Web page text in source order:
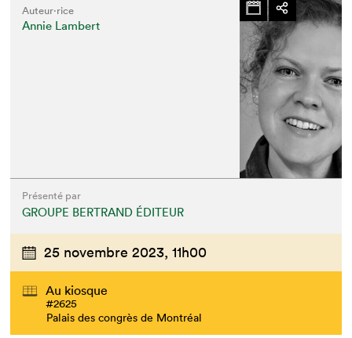
Auteur·rice
Annie Lambert
Présenté par
GROUPE BERTRAND ÉDITEUR
25 novembre 2023, 11h00
Au kiosque
#2625
Palais des congrès de Montréal